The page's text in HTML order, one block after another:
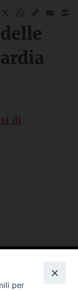
FacebookWhatsApp
CopyEmail
di
(CEL)
per